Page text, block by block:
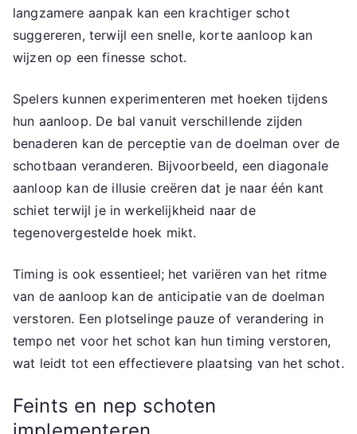
langzamere aanpak kan een krachtiger schot
suggereren, terwijl een snelle, korte aanloop kan
wijzen op een finesse schot.
Spelers kunnen experimenteren met hoeken tijdens
hun aanloop. De bal vanuit verschillende zijden
benaderen kan de perceptie van de doelman over de
schotbaan veranderen. Bijvoorbeeld, een diagonale
aanloop kan de illusie creëren dat je naar één kant
schiet terwijl je in werkelijkheid naar de
tegenovergestelde hoek mikt.
Timing is ook essentieel; het variëren van het ritme
van de aanloop kan de anticipatie van de doelman
verstoren. Een plotselinge pauze of verandering in
tempo net voor het schot kan hun timing verstoren,
wat leidt tot een effectievere plaatsing van het schot.
Feints en nep schoten